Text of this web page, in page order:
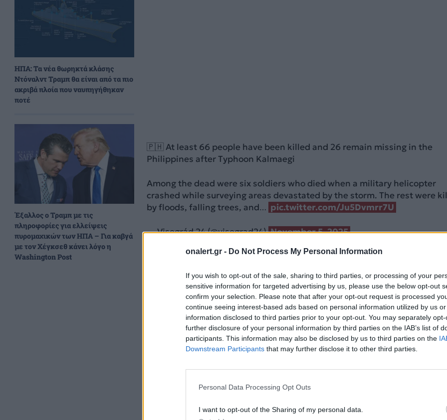
onalert.gr - Do Not Process My Personal Information
If you wish to opt-out of the sale, sharing to third parties, or processing of your
sensitive information for targeted advertising by us, please use the below opt-out
confirm your selection. Please note that after your opt-out request is processed
continue seeing interest-based ads based on personal information utilized by us
information disclosed to third parties prior to your opt-out. You may separately
further disclosure of your personal information by third parties on the IAB’s list of
participants. This information may also be disclosed by us to third parties on the
Downstream Participants that may further disclose it to other third parties.
Personal Data Processing Opt Outs
I want to opt-out of the Sharing of my personal data.
ΗΠΑ: Τα νέα θωρηκτά κλάσης
Ντόναλντ Τραμπ θα είναι από τα πιο
ακριβά πλοία που ναυπηγήθηκαν
ποτέ
Έξαλλος ο Τραμπ με τις
πληροφορίες για ελλείψεις
πυρομαχικών των ΗΠΑ – Για καβγά
με τον Χέγκσεθ κάνει λόγο η
Washington Post
🇵🇭 At least 66 people have been killed and 26 remain missing in the
Philippines after Typhoon Kalmaegi
Among the dead were six soldiers who died when a military helicopter
crashed while surveying areas devastated by the storm. The rest were
by floods, falling trees, and… pic.twitter.com/Ju5Dvmrr7U
— Visegrád 24 (@visegrad24)November 5, 2025
ΔΙΑΦΗΜΙΣΗ
Ολόκληρες πόλεις της επαρχίας αυτής, που υπέστη το πιο σκληρό
έχουν πλημμυρίσει, με κατοίκους να ανεβαίνουν σε οροφές για να